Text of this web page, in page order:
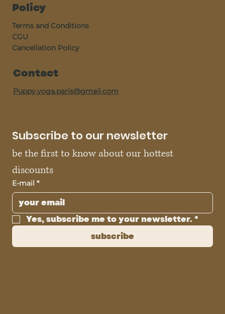
Policy
Terms and Conditions
CGU
Cancellation Policy
Contact
Puppy.yoga.paris@gmail.com
Subscribe to our newsletter
be the first to know about our hottest
discounts
E-mail *
Yes, subscribe me to your newsletter. *
subscribe